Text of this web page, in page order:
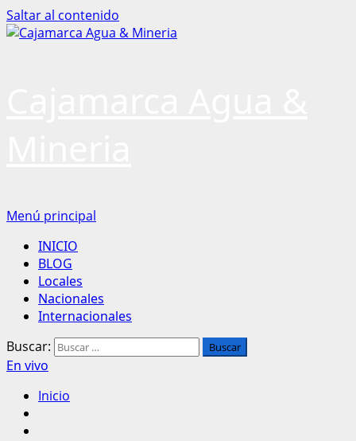
Saltar al contenido
Menú principal
INICIO
BLOG
Locales
Nacionales
Internacionales
Buscar:
En vivo
Inicio